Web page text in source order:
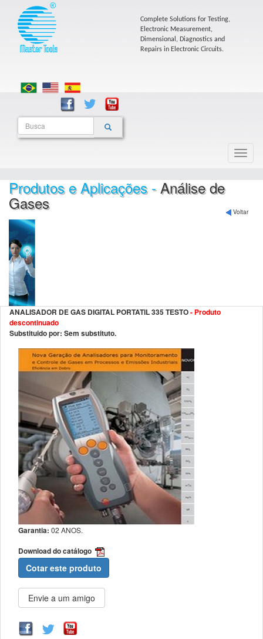
Complete Solutions for Testing,
Electronic Measurement,
Dimensional, Diagnostics and
Repairs in Electronic Circuits.
Produtos e Aplicações -Análise de
Gases Voltar
ANALISADOR DE GAS DIGITAL PORTATIL 335 TESTO- Produto
descontinuado
Substituido por: Sem substituto.
Garantia: 02 ANOS.
Download do catálogo
Cotar este produto